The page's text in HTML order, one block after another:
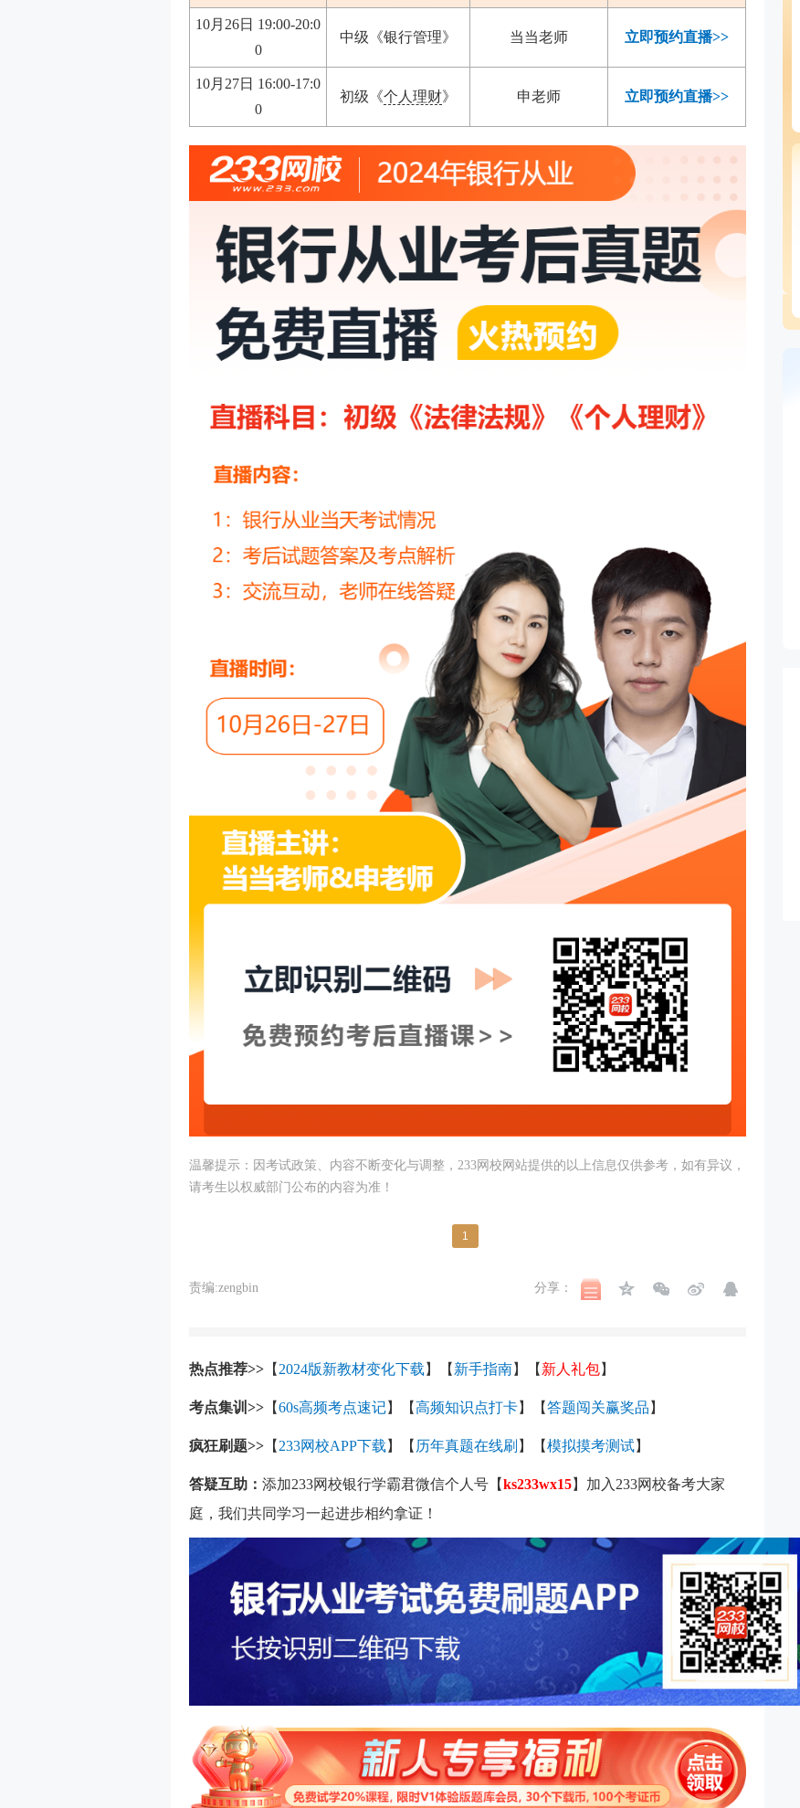
10月26日 19:00-20:0
0
中级《银行管理》 当当老师 立即预约直播>>
10月27日 16:00-17:0
0
初级《个人理财》 申老师 立即预约直播>>
温馨提示：因考试政策、内容不断变化与调整，233网校网站提供的以上信息仅供参考，如有异议，
请考生以权威部门公布的内容为准！
1
责编:zengbin 分享：
热点推荐>> 【 2024版新教材变化下载 】【 新手指南】【 新人礼包】
考点集训>> 【60s高频考点速记】 【高频知识点打卡】【答题闯关赢奖品 】
疯狂刷题>> 【 233网校APP下载 】【 历年真题在线刷 】 【模拟摸考测试】
答疑互助： 添加233网校银行学霸君微信个人号【ks233wx15】加入233网校备考大家
庭，我们共同学习一起进步相约拿证！